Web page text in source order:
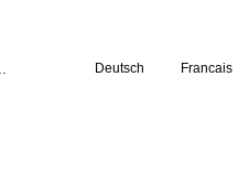
Deutsch Francais